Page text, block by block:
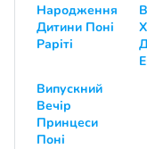
Народження
Дитини Поні
Раріті
Випускний
Вечір
Принцеси
Поні